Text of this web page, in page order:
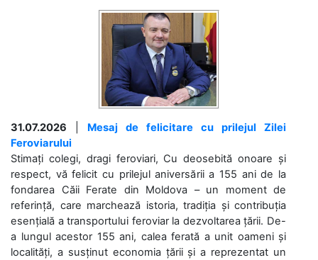
31.07.2026
Mesaj de felicitare cu prilejul Zilei
Feroviarului
Stimați colegi, dragi feroviari, Cu deosebită onoare și
respect, vă felicit cu prilejul aniversării a 155 ani de la
fondarea Căii Ferate din Moldova – un moment de
referință, care marchează istoria, tradiția și contribuția
esențială a transportului feroviar la dezvoltarea țării. De-
a lungul acestor 155 ani, calea ferată a unit oameni și
localități, a susținut economia țării și a reprezentat un